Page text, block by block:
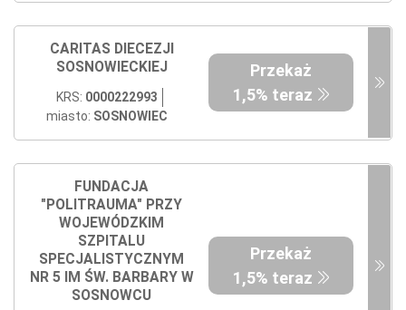
CARITAS DIECEZJI
SOSNOWIECKIEJ
KRS: 0000222993
miasto: SOSNOWIEC
Przekaż
1,5% teraz
FUNDACJA
"POLITRAUMA" PRZY
WOJEWÓDZKIM
SZPITALU
SPECJALISTYCZNYM
NR 5 IM ŚW. BARBARY W
SOSNOWCU
Przekaż
1,5% teraz